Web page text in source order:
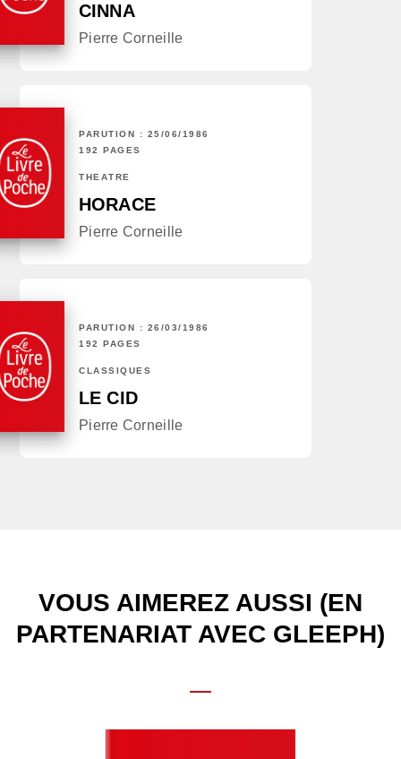
CINNA
Pierre Corneille
PARUTION : 25/06/1986
192 PAGES
THÉÂTRE
HORACE
Pierre Corneille
PARUTION : 26/03/1986
192 PAGES
CLASSIQUES
LE CID
Pierre Corneille
VOUS AIMEREZ AUSSI (EN
PARTENARIAT AVEC GLEEPH)